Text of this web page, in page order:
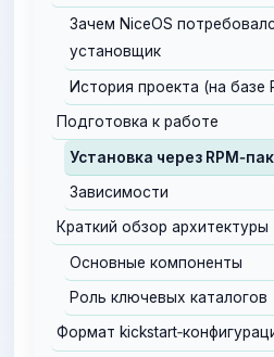
Зачем NiceOS
установщик
История проекта (на базе
Подготовка к работе
Установка через
Зависимости
Краткий обзор архитектуры
Основные компоненты
Роль ключевых каталогов
Формат